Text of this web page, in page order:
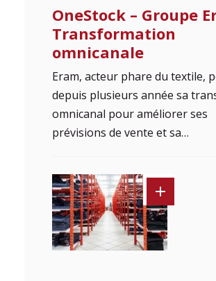
OneStock – Groupe
Transformation
omnicanale
Eram, acteur phare du textile,
depuis plusieurs année sa
omnicanal pour améliorer ses
prévisions de vente et sa…